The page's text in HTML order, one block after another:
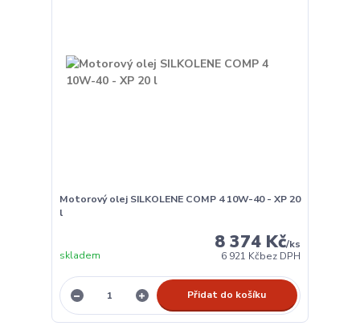
Motorový olej SILKOLENE COMP 4 10W-40 - XP 20
l
8 374 Kč/ks
6 921 Kčbez DPH
skladem
Přidat do košíku